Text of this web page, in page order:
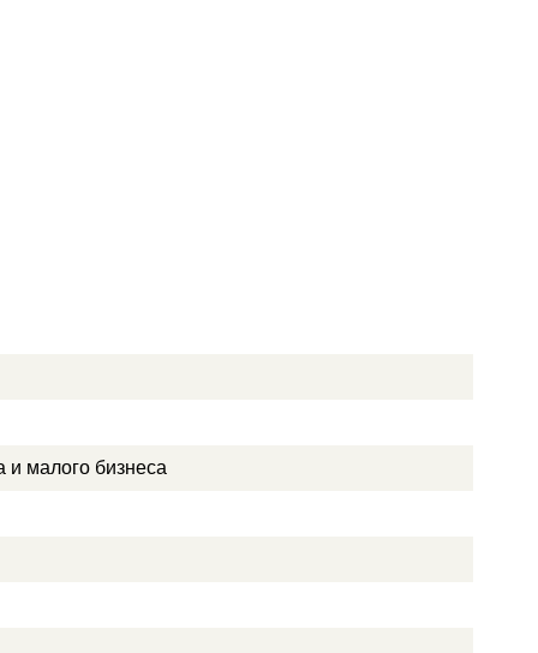
и малого бизнеса